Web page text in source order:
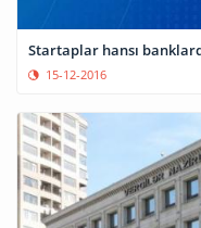
Startaplar hansı
15-12-2016